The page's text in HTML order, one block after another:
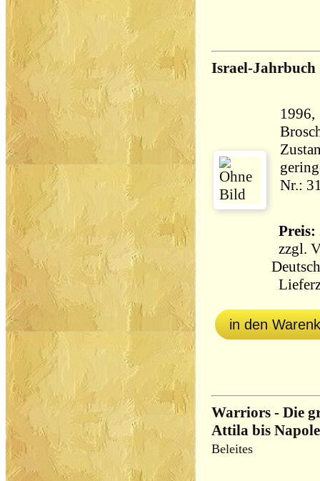
Israel-Jahrbuch
Nr.:
Preis:
zzgl.
in den
Warriors - Die
Attila bis
Beleites